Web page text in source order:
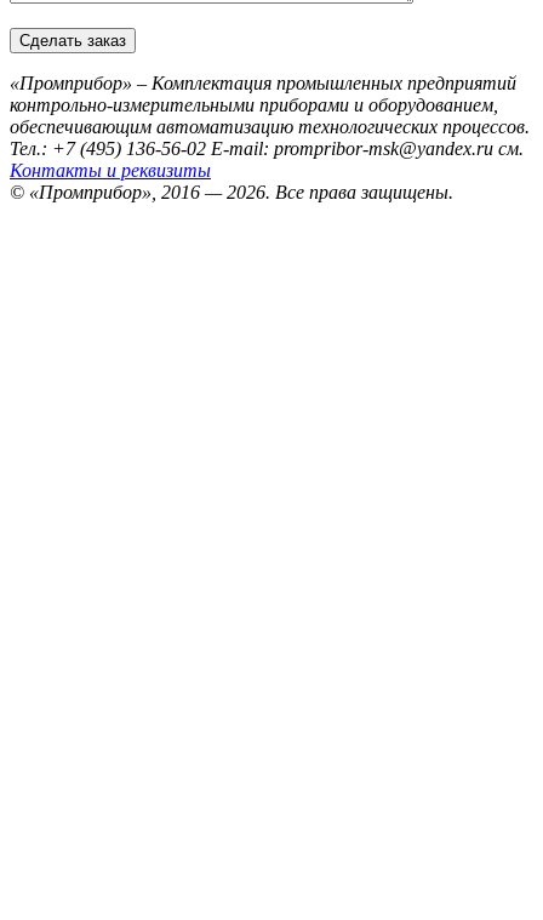
«Промприбор» – Комплектация промышленных предприятий
контрольно-измерительными приборами и оборудованием,
обеспечивающим автоматизацию технологических процессов.
Тел.: +7 (495) 136-56-02 E-mail: prompribor-msk@yandex.ru см.
Контакты и реквизиты
© «Промприбор», 2016 — 2026. Все права защищены.